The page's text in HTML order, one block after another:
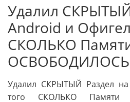
Удалил
Android и
СКОЛЬКО
ОСВОБОДИЛОСЬ
Удалил СКРЫТЫЙ Раздел
того СКОЛЬКО Памяти